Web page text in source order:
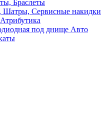
Браслеты
Шатры, Сервисные накидки
под днище Авто